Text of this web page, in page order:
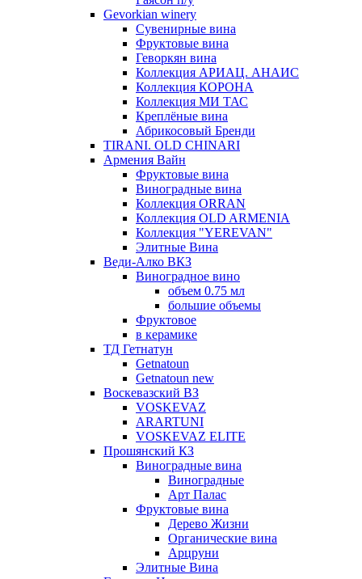
Gevorkian winery
Сувенирные вина
Фруктовые вина
Геворкян вина
Коллекция АРИАЦ. АНАИС
Коллекция КОРОНА
Коллекция МИ ТАС
Креплёные вина
Абрикосовый Бренди
TIRANI. OLD CHINARI
Армения Вайн
Фруктовые вина
Виноградные вина
Коллекция ORRAN
Коллекция OLD ARMENIA
Коллекция "YEREVAN"
Элитные Вина
Веди-Алко ВКЗ
Виноградное вино
объем 0.75 мл
большие объемы
Фруктовое
в керамике
ТД Гетнатун
Getnatoun
Getnatoun new
Воскевазский ВЗ
VOSKEVAZ
ARARTUNI
VOSKEVAZ ELITE
Прошянский КЗ
Виноградные вина
Виноградные
Арт Палас
Фруктовые вина
Дерево Жизни
Органические вина
Арцруни
Элитные Вина